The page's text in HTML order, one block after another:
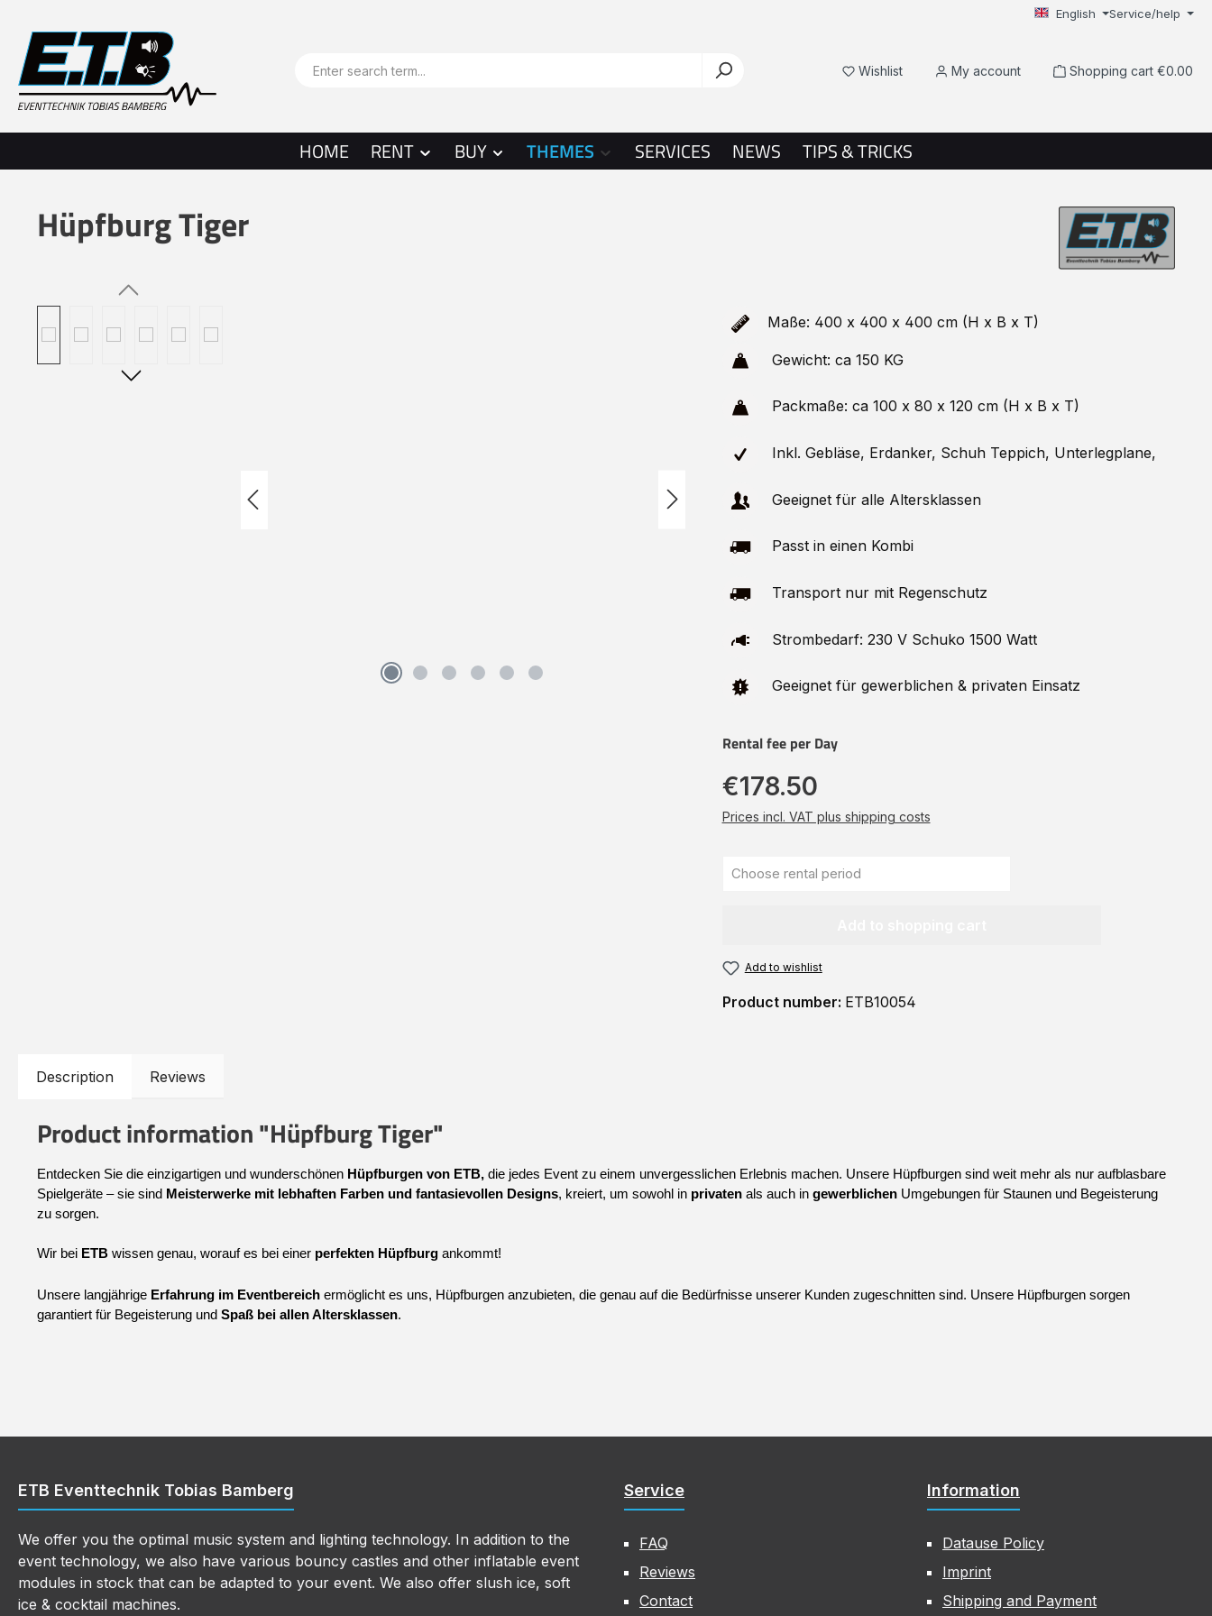
English Service/help
WishlistYou have 0 wishlist items
My account Shopping cart €0.00
HOME RENT BUY THEMES SERVICES NEWS TIPS & TRICKS
Hüpfburg Tiger
Maße: 400 x 400 x 400 cm (H x B x T)
Gewicht: ca 150 KG
Packmaße: ca 100 x 80 x 120 cm (H x B x T)
Inkl. Gebläse, Erdanker, Schuh Teppich, Unterlegplane,
Geeignet für alle Altersklassen
Passt in einen Kombi
Transport nur mit Regenschutz
Strombedarf: 230 V Schuko 1500 Watt
Geeignet für gewerblichen & privaten Einsatz
Rental fee per Day
€178.50
Prices incl. VAT plus shipping costs
Add to wishlist
Product number: ETB10054
Description Reviews
Product information "Hüpfburg Tiger"
Entdecken Sie die einzigartigen und wunderschönen Hüpfburgen von ETB, die jedes Event zu einem unvergesslichen Erlebnis machen. Unsere Hüpfburgen sind weit mehr als nur aufblasbare
Spielgeräte – sie sind Meisterwerke mit lebhaften Farben und fantasievollen Designs, kreiert, um sowohl in privaten als auch in gewerblichen Umgebungen für Staunen und Begeisterung
zu sorgen.
Wir bei ETB wissen genau, worauf es bei einer perfekten Hüpfburg ankommt!
Unsere langjährige Erfahrung im Eventbereich ermöglicht es uns, Hüpfburgen anzubieten, die genau auf die Bedürfnisse unserer Kunden zugeschnitten sind. Unsere Hüpfburgen sorgen
garantiert für Begeisterung und Spaß bei allen Altersklassen.
ETB Eventtechnik Tobias Bamberg
We offer you the optimal music system and lighting technology. In addition to the
event technology, we also have various bouncy castles and other inflatable event
modules in stock that can be adapted to your event. We also offer slush ice, soft
ice & cocktail machines.
Service
FAQ
Reviews
Contact
Information
Datause Policy
Imprint
Shipping and Payment